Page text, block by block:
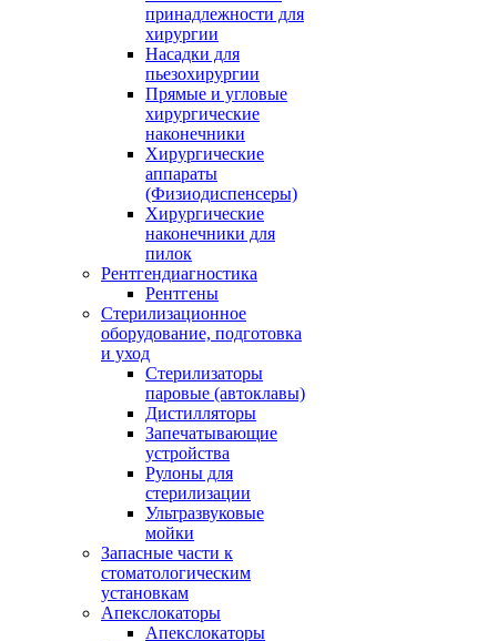
принадлежности для
хирургии
Насадки для
пьезохирургии
Прямые и угловые
хирургические
наконечники
Хирургические
аппараты
(Физиодиспенсеры)
Хирургические
наконечники для
пилок
Рентгендиагностика
Рентгены
Стерилизационное
оборудование, подготовка
и уход
Стерилизаторы
паровые (автоклавы)
Дистилляторы
Запечатывающие
устройства
Рулоны для
стерилизации
Ультразвуковые
мойки
Запасные части к
стоматологическим
установкам
Апекслокаторы
Апекслокаторы